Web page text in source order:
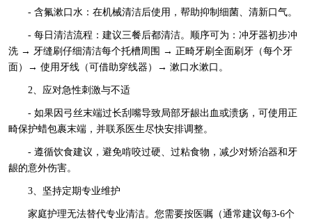
- 含氟漱口水：在机械清洁后使用，帮助抑制细菌、清新口气。
- 每日清洁流程：建议三餐后都清洁。顺序可为：冲牙器初步冲
洗 → 牙缝刷仔细清洁每个托槽周围 → 正畸牙刷全面刷牙（每个牙
面）→ 使用牙线（可借助穿线器）→ 漱口水漱口。
2、应对急性刺激与不适
- 如果因弓丝末端过长刮嘴导致局部牙龈出血或溃疡，可使用正
畸保护蜡包裹末端，并联系医生尽快安排调整。
- 遵循饮食建议，避免啃咬过硬、过粘食物，减少对矫治器和牙
龈的意外伤害。
3、坚持定期专业维护
家庭护理无法替代专业清洁。您需要按医嘱（通常建议每3-6个